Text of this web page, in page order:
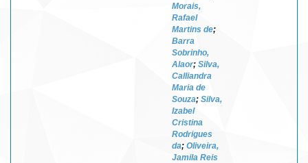
Morais,
Rafael
Martins de;
Barra
Sobrinho,
Alaor; Silva,
Calliandra
Maria de
Souza; Silva,
Izabel
Cristina
Rodrigues
da; Oliveira,
Jamila Reis